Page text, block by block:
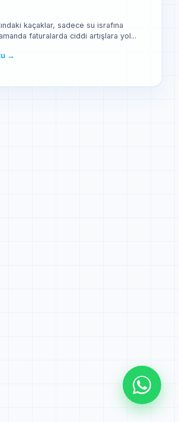
kaçaklar, sadece su israfına
faturalarda ciddi artışlara yol...
→